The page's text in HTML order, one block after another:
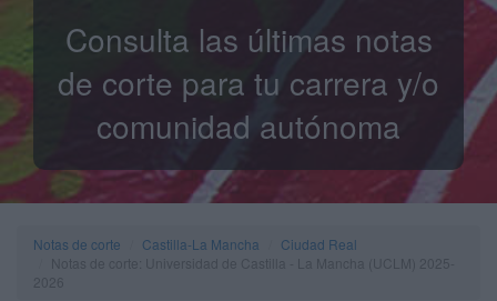
Consulta las últimas notas
de corte para tu carrera y/o
comunidad autónoma
Notas de corte Castilla-La Mancha
Ciudad Real